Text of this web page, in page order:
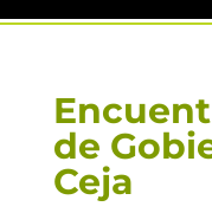
de
Ceja